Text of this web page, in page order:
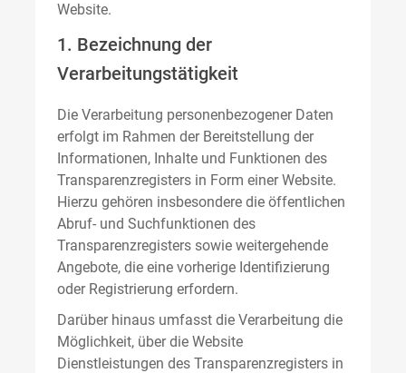
Website.
1. Bezeichnung der
Verarbeitungstätigkeit
Die Verarbeitung personenbezogener Daten
erfolgt im Rahmen der Bereitstellung der
Informationen, Inhalte und Funktionen des
Transparenzregisters in Form einer Website.
Hierzu gehören insbesondere die öffentlichen
Abruf- und Suchfunktionen des
Transparenzregisters sowie weitergehende
Angebote, die eine vorherige Identifizierung
oder Registrierung erfordern.
Darüber hinaus umfasst die Verarbeitung die
Möglichkeit, über die Website
Dienstleistungen des Transparenzregisters in